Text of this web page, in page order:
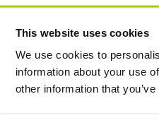
This website uses cookies
We use cookies to
information about your use
other information that